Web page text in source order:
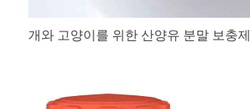
개와 고양이를 위한 산양유 분말 보충제